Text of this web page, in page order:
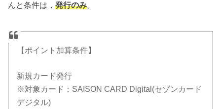
んと条件は，発行のみ。
【ポイント加算条件】
新規カード発行
※対象カード：SAISON CARD Digital(セゾンカード
デジタル)